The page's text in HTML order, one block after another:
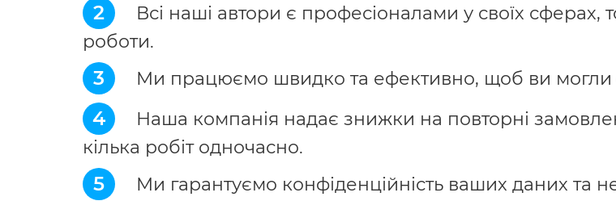
2
Всі наші автори є професіоналами у своїх сферах,
роботи.
3 Ми працюємо швидко та ефективно, щоб ви могли
4
Наша компанія надає знижки на повторні
кілька робіт одночасно.
5
Ми гарантуємо конфіденційність ваших даних та